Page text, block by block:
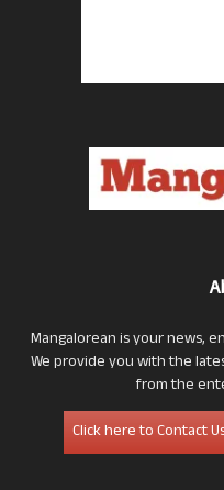
Mangalorean is your news,
We provide you with the
from the
Click here to Contact